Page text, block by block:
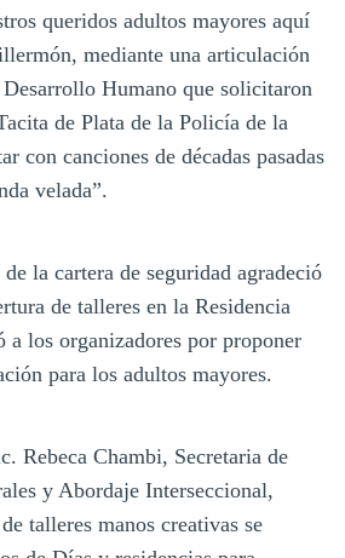
queridos adultos mayores aquí
mediante una articulación
Humano que solicitaron
de Plata de la Policía de la
con canciones de décadas pasadas
velada”.
la cartera de seguridad agradeció
de talleres en la Residencia
los organizadores por proponer
para los adultos mayores.
Rebeca Chambi, Secretaria de
y Abordaje Interseccional,
talleres manos creativas se